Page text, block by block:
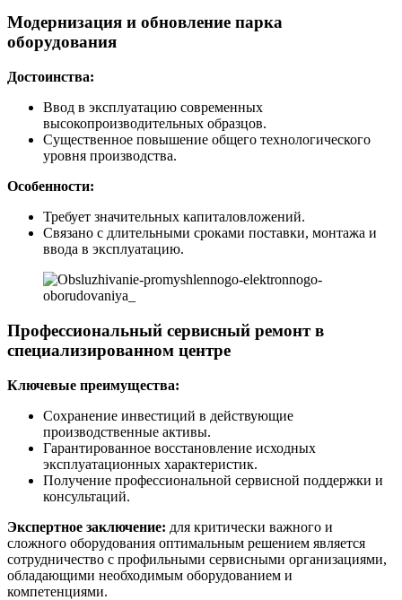
Модернизация и обновление парка
оборудования
Достоинства:
Ввод в эксплуатацию современных
высокопроизводительных образцов.
Существенное повышение общего технологического
уровня производства.
Особенности:
Требует значительных капиталовложений.
Связано с длительными сроками поставки, монтажа и
ввода в эксплуатацию.
Профессиональный сервисный ремонт в
специализированном центре
Ключевые преимущества:
Сохранение инвестиций в действующие
производственные активы.
Гарантированное восстановление исходных
эксплуатационных характеристик.
Получение профессиональной сервисной поддержки и
консультаций.
Экспертное заключение: для критически важного и
сложного оборудования оптимальным решением является
сотрудничество с профильными сервисными организациями,
обладающими необходимым оборудованием и
компетенциями.